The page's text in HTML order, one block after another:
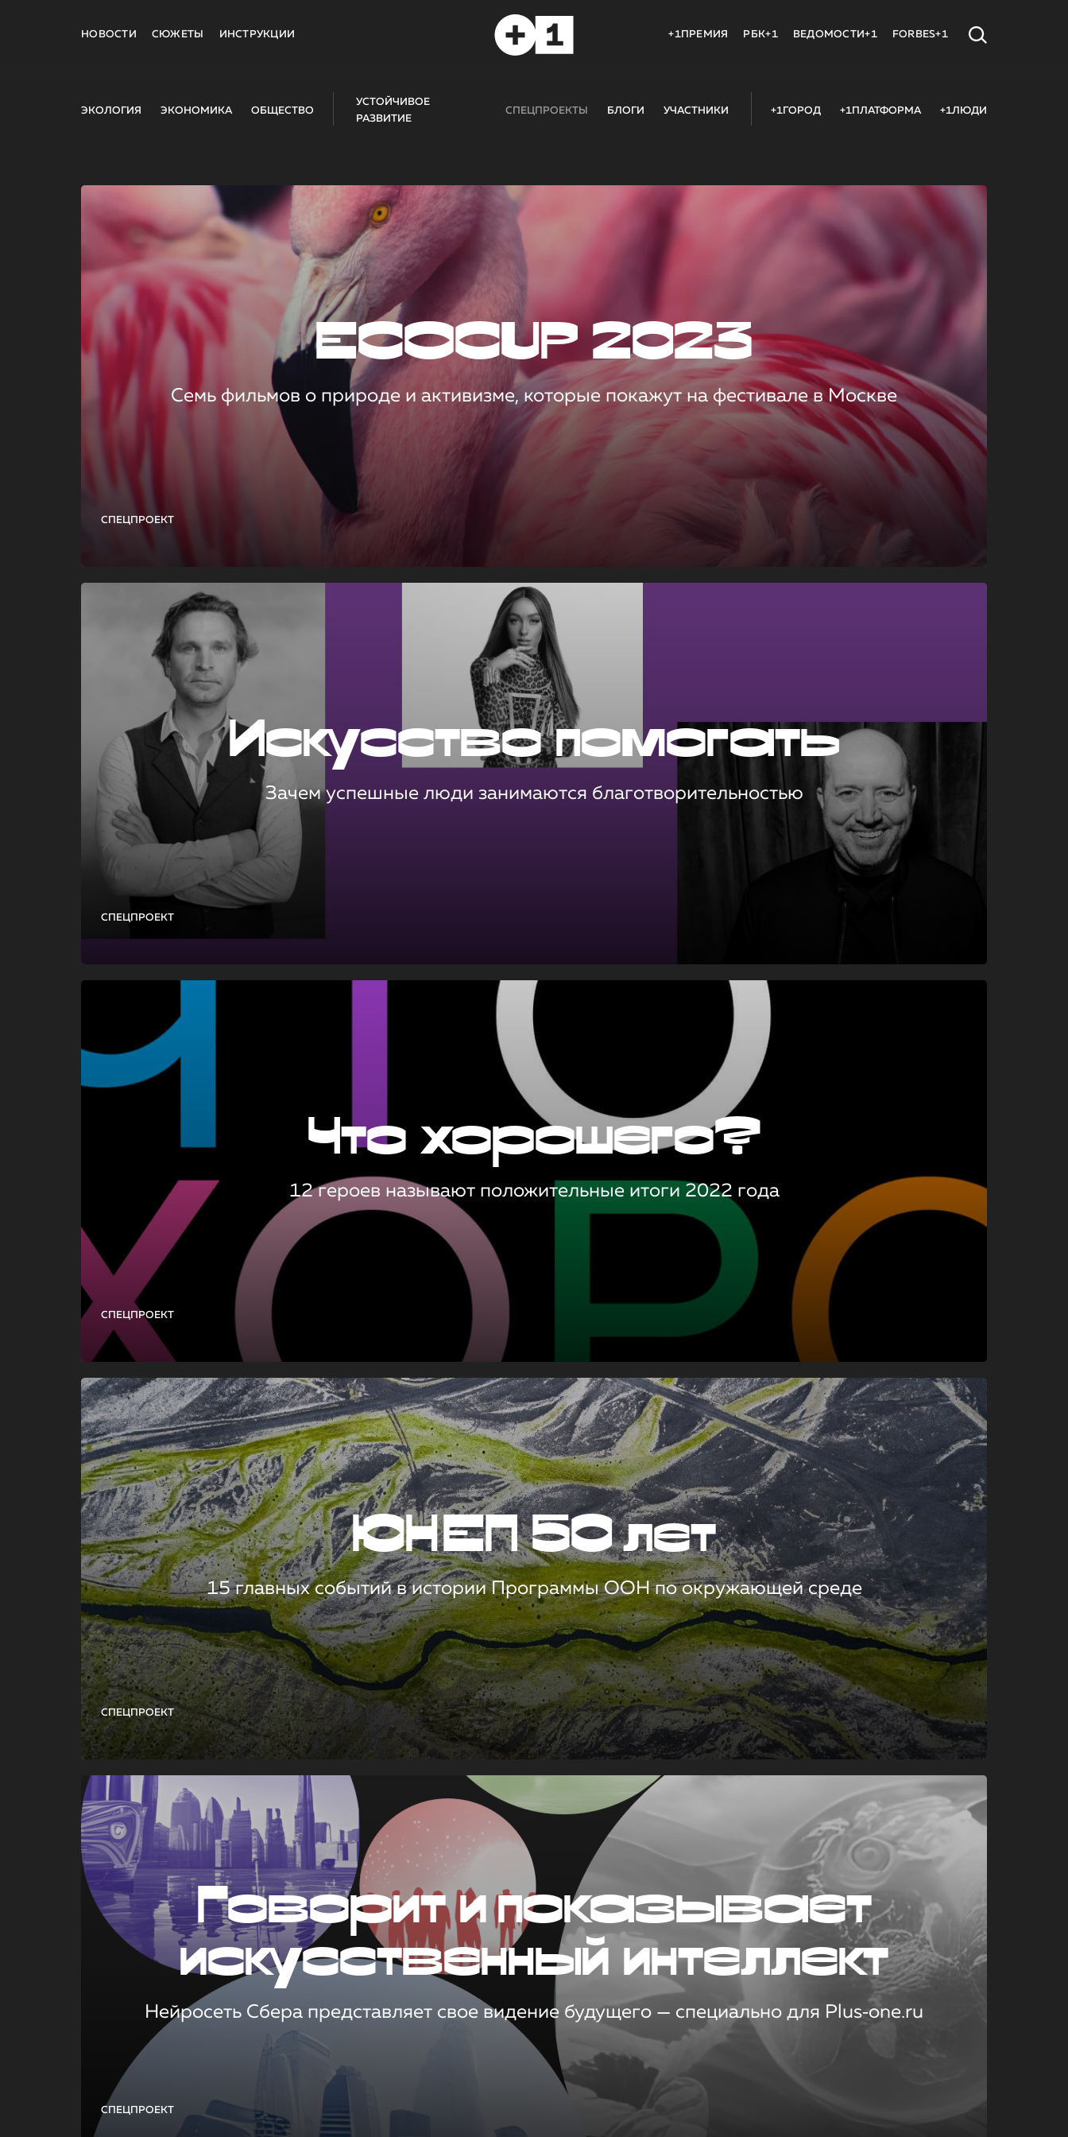
НОВОСТИ СЮЖЕТЫ ИНСТРУКЦИИ +1ПРЕМИЯ РБК+1 ВЕДОМОСТИ+1 FORBES+1
ЭКОЛОГИЯ ЭКОНОМИКА ОБЩЕСТВО
УСТОЙЧИВОЕ
РАЗВИТИЕ
СПЕЦПРОЕКТЫ БЛОГИ УЧАСТНИКИ +1ГОРОД +1ПЛАТФОРМА +1ЛЮДИ
СПЕЦПРОЕКТ
ECOCUP 2023
Семь фильмов о природе и активизме, которые покажут на фестивале в Москве
СПЕЦПРОЕКТ
Искусство помогать
Зачем успешные люди занимаются благотворительностью
СПЕЦПРОЕКТ
Что хорошего?
12 героев называют положительные итоги 2022 года
СПЕЦПРОЕКТ
ЮНЕП 50 лет
15 главных событий в истории Программы ООН по окружающей среде
СПЕЦПРОЕКТ
Говорит и показывает
искусственный интеллект
Нейросеть Сбера представляет свое видение будущего — специально для Plus‑one.ru